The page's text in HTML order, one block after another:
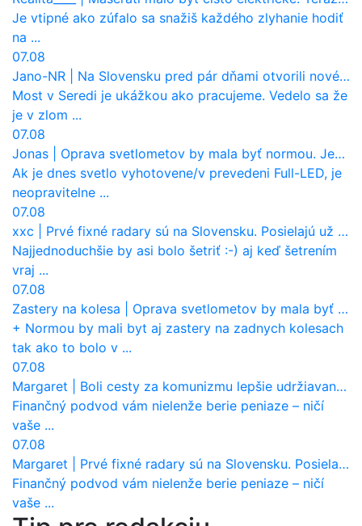
Je vtipné ako zúfalo sa snažiš každého zlyhanie hodiť
na ...
07.08
Jano-NR
Na Slovensku pred pár dňami otvorili nové mosty, ktoré to sú?
Most v Seredi je ukážkou ako pracujeme. Vedelo sa že
je v zlom ...
07.08
Jonas
Oprava svetlometov by mala byť normou. Jeden nový dnes stojí priemerne 1251 eur!
Ak je dnes svetlo vyhotovene/v prevedeni Full-LED, je
neopravitelne ...
07.08
xxc
Prvé fixné radary sú na Slovensku. Posielajú už pokuty? Ukáže ich Waze?
Najjednoduchšie by asi bolo šetriť :-) aj keď šetrením
vraj ...
07.08
Zastery na kolesa
Oprava svetlometov by mala byť normou. Jeden nový dnes stojí priemerne 1251 eur!
+ Normou by mali byt aj zastery na zadnych kolesach
tak ako to bolo v ...
07.08
Margaret
Boli cesty za komunizmu lepšie udržiavané ako dnes?
Finančný podvod vám nielenže berie peniaze – ničí
vaše ...
07.08
Margaret
Prvé fixné radary sú na Slovensku. Posielajú už pokuty? Ukáže ich Waze?
Finančný podvod vám nielenže berie peniaze – ničí
vaše ...